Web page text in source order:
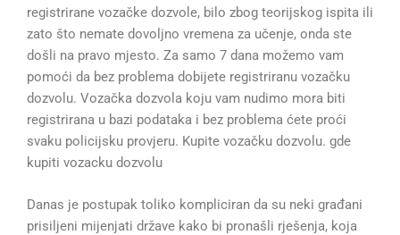
registrirane vozačke dozvole, bilo zbog teorijskog ispita ili
zato što nemate dovoljno vremena za učenje, onda ste
došli na pravo mjesto. Za samo 7 dana možemo vam
pomoći da bez problema dobijete registriranu vozačku
dozvolu. Vozačka dozvola koju vam nudimo mora biti
registrirana u bazi podataka i bez problema ćete proći
svaku policijsku provjeru. Kupite vozačku dozvolu. gde
kupiti vozacku dozvolu
Danas je postupak toliko kompliciran da su neki građani
prisiljeni mijenjati države kako bi pronašli rješenja, koja